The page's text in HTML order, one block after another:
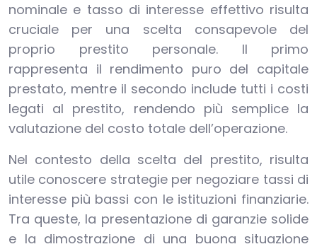
nominale e tasso di interesse effettivo risulta
cruciale per una scelta consapevole del
proprio prestito personale. Il primo
rappresenta il rendimento puro del capitale
prestato, mentre il secondo include tutti i costi
legati al prestito, rendendo più semplice la
valutazione del costo totale dell’operazione.
Nel contesto della scelta del prestito, risulta
utile conoscere strategie per negoziare tassi di
interesse più bassi con le istituzioni finanziarie.
Tra queste, la presentazione di garanzie solide
e la dimostrazione di una buona situazione